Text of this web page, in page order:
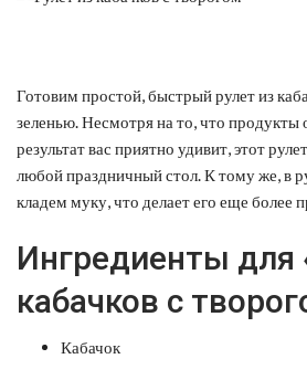
Готовим простой, быстрый рулет из
зеленью. Несмотря на то, что продукты
результат вас приятно удивит, этот
любой праздничный стол. К тому же, в
кладем муку, что делает его еще более
Ингредиенты для
кабачков с
Кабачок